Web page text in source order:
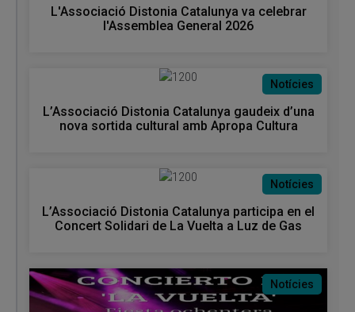
L'Associació Distonia Catalunya va celebrar
l'Assemblea General 2026
Notícies
L’Associació Distonia Catalunya gaudeix d’una
nova sortida cultural amb Apropa Cultura
Notícies
L’Associació Distonia Catalunya participa en el
Concert Solidari de La Vuelta a Luz de Gas
Notícies